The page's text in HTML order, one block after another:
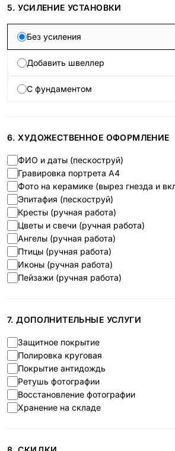
5. УСИЛЕНИЕ УСТАНОВКИ
Без усиления
Добавить швеллер
С фундаментом
6. ХУДОЖЕСТВЕННОЕ ОФОРМЛЕНИЕ
ФИО и даты (пескоструй)
Гравировка портрета А4
Фото на керамике (вырез гнезда и
Эпитафия (пескоструй)
Кресты (ручная работа)
Цветы и свечи (ручная работа)
Ангелы (ручная работа)
Птицы (ручная работа)
Иконы (ручная работа)
Пейзажи (ручная работа)
7. ДОПОЛНИТЕЛЬНЫЕ УСЛУГИ
Защитное покрытие
Полировка круговая
Покрытие антидождь
Ретушь фотографии
Восстановление фотографии
Хранение на складе